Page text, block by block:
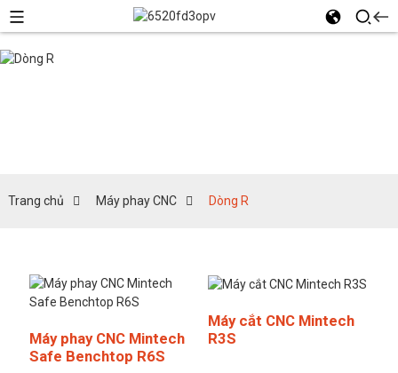
Trang chủ Máy phay CNC Dòng R
Máy phay CNC Mintech
Safe Benchtop R6S
Máy cắt CNC Mintech
R3S